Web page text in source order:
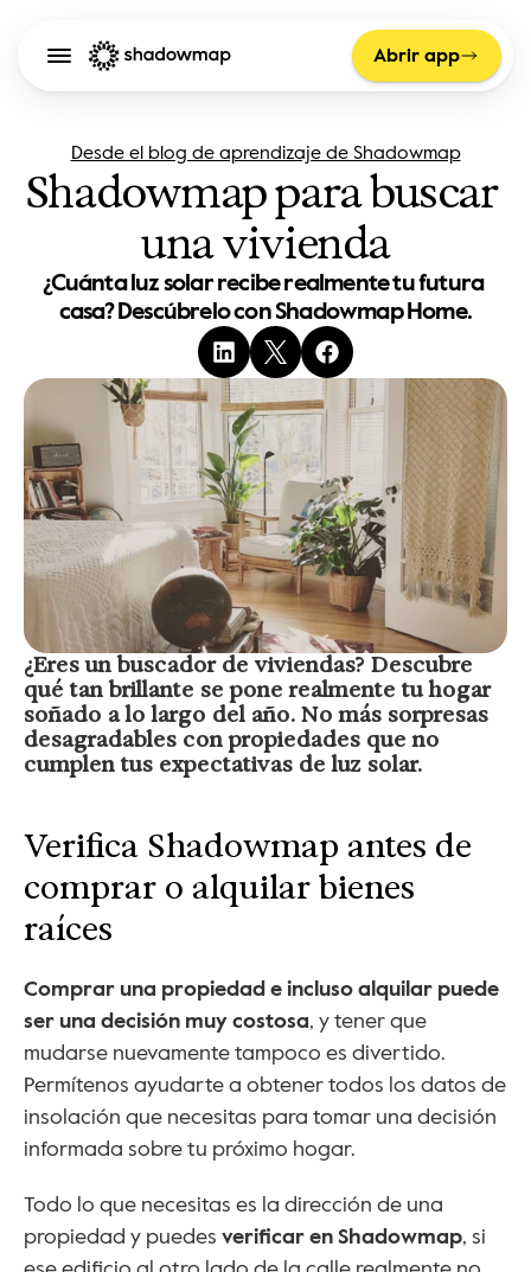
Abrir app
Desde el blog de aprendizaje de Shadowmap
Shadowmap para buscar
una vivienda
¿Cuánta luz solar recibe realmente tu futura
casa? Descúbrelo con Shadowmap Home.
¿Eres un buscador de viviendas? Descubre
qué tan brillante se pone realmente tu hogar
soñado a lo largo del año. No más sorpresas
desagradables con propiedades que no
cumplen tus expectativas de luz solar.
Verifica Shadowmap antes de
comprar o alquilar bienes
raíces
Comprar una propiedad e incluso alquilar puede
ser una decisión muy costosa, y tener que
mudarse nuevamente tampoco es divertido.
Permítenos ayudarte a obtener todos los datos de
insolación que necesitas para tomar una decisión
informada sobre tu próximo hogar.
Todo lo que necesitas es la dirección de una
propiedad y puedes verificar en Shadowmap, si